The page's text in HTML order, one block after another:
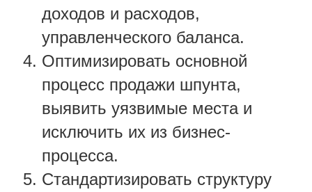
доходов и расходов,
управленческого баланса.
Оптимизировать основной
процесс продажи шпунта,
выявить уязвимые места и
исключить их из бизнес-
процесса.
Стандартизировать структуру